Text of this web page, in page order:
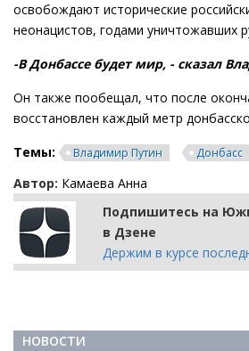
освобождают исторические
неонацистов, годами уничтожавших
-В Донбассе будет мир, - сказал
Он также пообещал, что после
восстановлен каждый метр
Темы:
Владимир Путин Донбасс
Автор: Камаева Анна
Подпишитесь на
в Дзене
Держим в курсе
НОВОСТИ